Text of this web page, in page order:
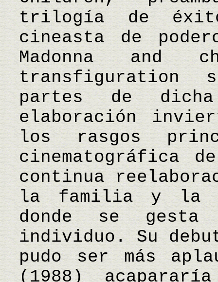
trilogía de
cineasta de
Madonna and
transfiguration
partes de
elaboración
los rasgos
cinematográfica
continua
la familia y la
donde se
individuo. Su
pudo ser más
(1988)